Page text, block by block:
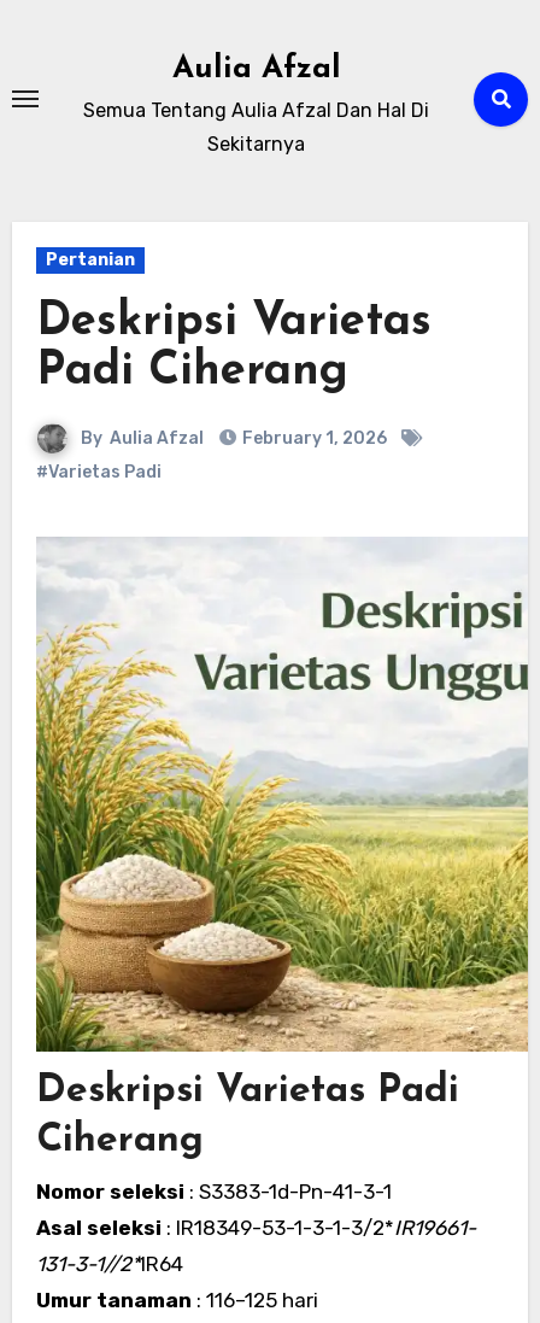
Aulia Afzal
Semua Tentang Aulia Afzal Dan Hal Di
Sekitarnya
Pertanian
Deskripsi Varietas
Padi Ciherang
By Aulia Afzal
February 1, 2026
#Varietas Padi
Deskripsi Varietas Padi
Ciherang
Nomor seleksi : S3383-1d-Pn-41-3-1
Asal seleksi : IR18349-53-1-3-1-3/2*IR19661-
131-3-1//2*IR64
Umur tanaman : 116–125 hari